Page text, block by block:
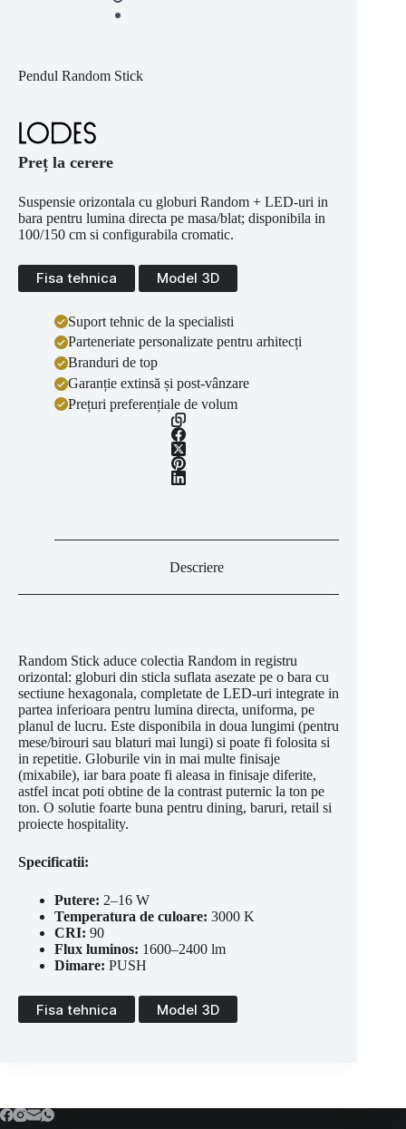
Pendul Random Stick
Preț la cerere
Suspensie orizontala cu globuri Random + LED-uri in
bara pentru lumina directa pe masa/blat; disponibila in
100/150 cm si configurabila cromatic.
Fisa tehnica Model 3D
Suport tehnic de la specialisti
Parteneriate personalizate pentru arhitecți
Branduri de top
Garanție extinsă și post-vânzare
Prețuri preferențiale de volum
Descriere
Random Stick aduce colectia Random in registru
orizontal: globuri din sticla suflata asezate pe o bara cu
sectiune hexagonala, completate de LED-uri integrate in
partea inferioara pentru lumina directa, uniforma, pe
planul de lucru. Este disponibila in doua lungimi (pentru
mese/birouri sau blaturi mai lungi) si poate fi folosita si
in repetitie. Globurile vin in mai multe finisaje
(mixabile), iar bara poate fi aleasa in finisaje diferite,
astfel incat poti obtine de la contrast puternic la ton pe
ton. O solutie foarte buna pentru dining, baruri, retail si
proiecte hospitality.
Specificatii:
Putere: 2–16 W
Temperatura de culoare: 3000 K
CRI: 90
Flux luminos: 1600–2400 lm
Dimare: PUSH
Fisa tehnica Model 3D